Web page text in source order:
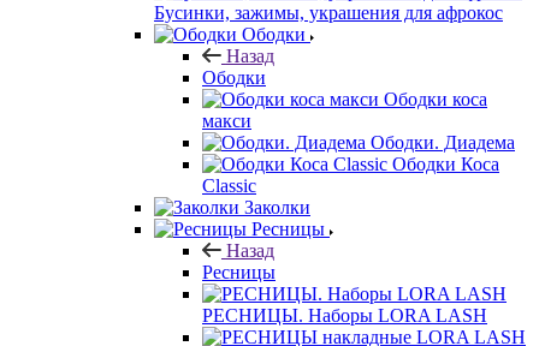
Бусинки, зажимы, украшения для афрокос
Ободки
Назад
Ободки
Ободки коса
макси
Ободки. Диадема
Ободки Коса
Classic
Заколки
Ресницы
Назад
Ресницы
РЕСНИЦЫ. Наборы LORA LASH